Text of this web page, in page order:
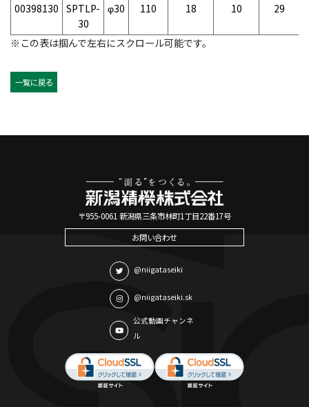
00398130 SPTLP-
30
φ30 110 18 10 29
※この表は掴んで左右にスクロール可能です。
一覧に戻る
〒955-0061 新潟県三条市林町1丁目22番17号
お問い合わせ
@niigataseiki
@niigataseiki.sk
公式動画チャンネ
ル